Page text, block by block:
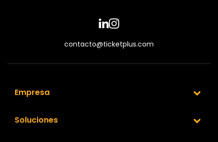
contacto@ticketplus.com
Empresa
Soluciones